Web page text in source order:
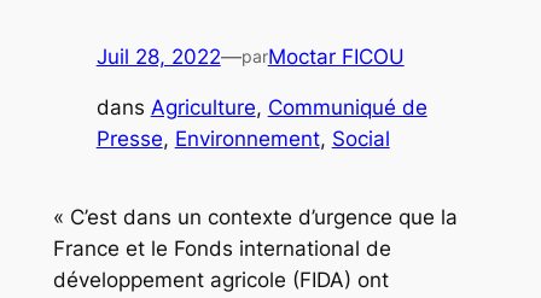
Juil 28, 2022—parMoctar FICOU
dans Agriculture, Communiqué de
Presse, Environnement, Social
« C’est dans un contexte d’urgence que la
France et le Fonds international de
développement agricole (FIDA) ont